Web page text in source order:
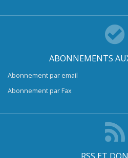
ABONNEMENTS
Abonnement par email
Abonnement par Fax